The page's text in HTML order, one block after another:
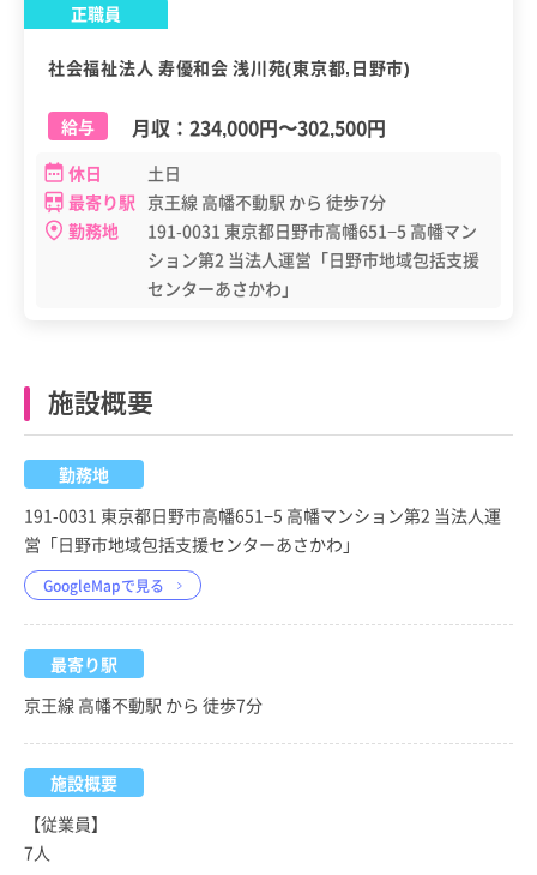
正職員
社会福祉法人 寿優和会 浅川苑(東京都,日野市)
給与 月収： 234,000円〜302,500円
休日
土日
最寄り駅 京王線 高幡不動駅 から 徒歩7分
勤務地
191-0031 東京都日野市高幡651−5 高幡マン
ション第2 当法人運営「日野市地域包括支援
センターあさかわ」
施設概要
勤務地
191-0031 東京都日野市高幡651−5 高幡マンション第2 当法人運
営「日野市地域包括支援センターあさかわ」
GoogleMapで見る
最寄り駅
京王線 高幡不動駅 から 徒歩7分
施設概要
【従業員】
7人